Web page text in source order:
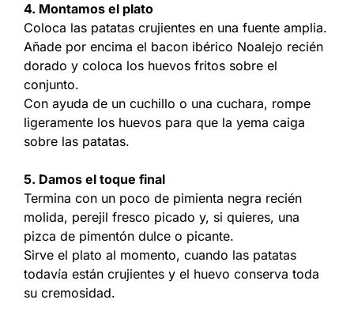
4. Montamos el plato
Coloca las patatas crujientes en una fuente amplia.
Añade por encima el bacon ibérico Noalejo recién
dorado y coloca los huevos fritos sobre el
conjunto.
Con ayuda de un cuchillo o una cuchara, rompe
ligeramente los huevos para que la yema caiga
sobre las patatas.
5. Damos el toque final
Termina con un poco de pimienta negra recién
molida, perejil fresco picado y, si quieres, una
pizca de pimentón dulce o picante.
Sirve el plato al momento, cuando las patatas
todavía están crujientes y el huevo conserva toda
su cremosidad.